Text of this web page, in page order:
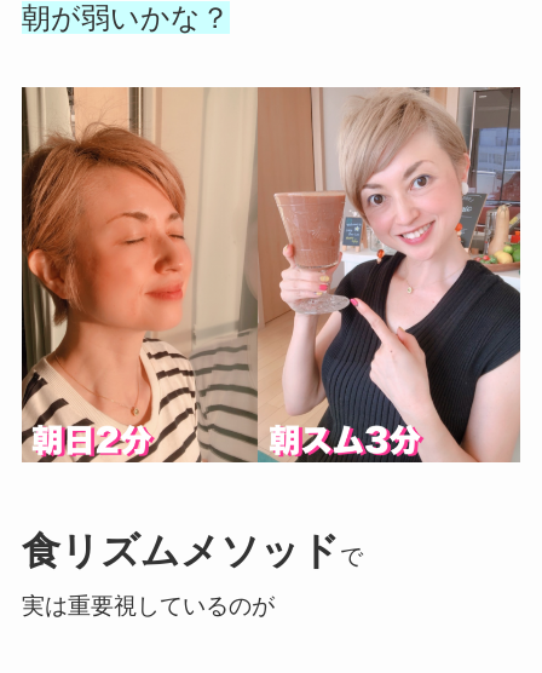
朝が弱いかな？
食リズムメソッドで
実は重要視しているのが